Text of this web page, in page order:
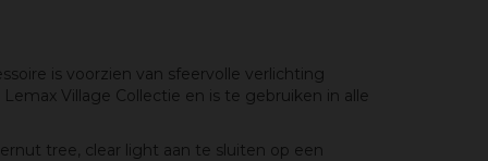
is voorzien van sfeervolle verlichting
Village Collectie en is te gebruiken in alle
tree, clear light aan te sluiten op een